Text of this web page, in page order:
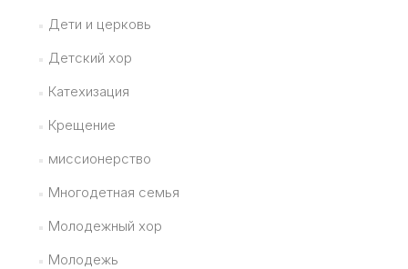
Дети и церковь
Детский хор
Катехизация
Крещение
миссионерство
Многодетная семья
Молодежный хор
Молодежь